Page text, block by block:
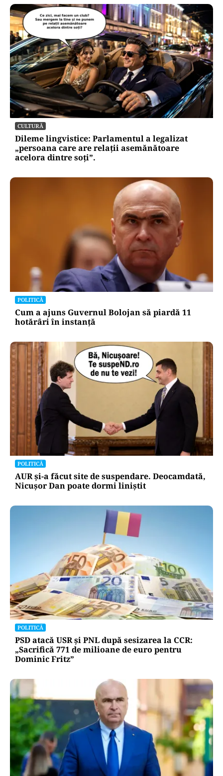
CULTURĂ
Dileme lingvistice: Parlamentul a legalizat
„persoana care are relații asemănătoare
acelora dintre soți”.
POLITICĂ
Cum a ajuns Guvernul Bolojan să piardă 11
hotărâri în instanță
POLITICĂ
AUR și-a făcut site de suspendare. Deocamdată,
Nicușor Dan poate dormi liniștit
POLITICĂ
PSD atacă USR și PNL după sesizarea la CCR:
„Sacrifică 771 de milioane de euro pentru
Dominic Fritz”